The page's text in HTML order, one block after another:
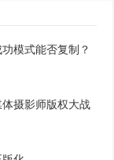
模式能否复制？
体摄影师版权大战